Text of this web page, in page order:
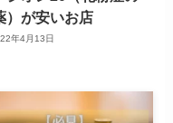
）が安いお店
年4月13日